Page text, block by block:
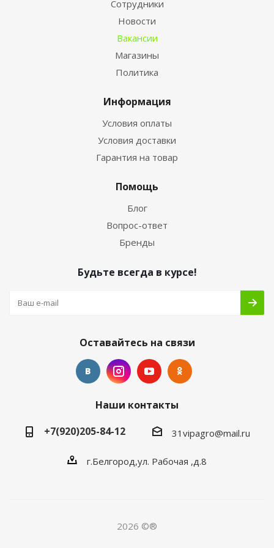
Сотрудники
Новости
Вакансии
Магазины
Политика
Информация
Условия оплаты
Условия доставки
Гарантия на товар
Помощь
Блог
Вопрос-ответ
Бренды
Будьте всегда в курсе!
Оставайтесь на связи
Наши контакты
+7(920)205-84-12
31vipagro@mail.ru
г.Белгород,ул. Рабочая ,д.8
2026 ©®